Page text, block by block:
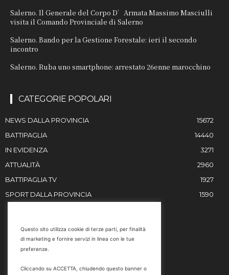
Salerno. Il Generale del Corpo D’Armata Massimo Masciulli
visita il Comando Provinciale di Salerno
Salerno. Bando per la Gestione Forestale: ieri il secondo
incontro
Salerno. Ruba uno smartphone: arrestato 26enne marocchino
CATEGORIE POPOLARI
NEWS DALLA PROVINCIA
15672
BATTIPAGLIA
14440
IN EVIDENZA
3271
ATTUALITÀ
2960
BATTIPAGLIA TV
1927
SPORT DALLA PROVINCIA
1590
Email
marketing@battipaglia1929.it
Questo sito utilizza cookie di terze parti, per finalità
di marketing e fornire servizi in linea con le tue
preferenze.
Cliccando su ACCETTA, chiudendo questo banner o